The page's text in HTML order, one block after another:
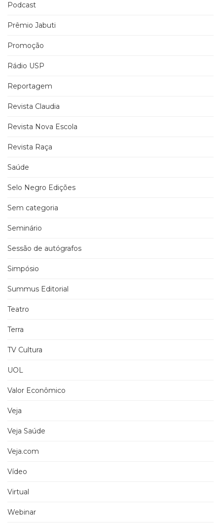
Podcast
Prêmio Jabuti
Promoção
Rádio USP
Reportagem
Revista Claudia
Revista Nova Escola
Revista Raça
Saúde
Selo Negro Edições
Sem categoria
Seminário
Sessão de autógrafos
Simpósio
Summus Editorial
Teatro
Terra
TV Cultura
UOL
Valor Econômico
Veja
Veja Saúde
Veja.com
Vídeo
Virtual
Webinar